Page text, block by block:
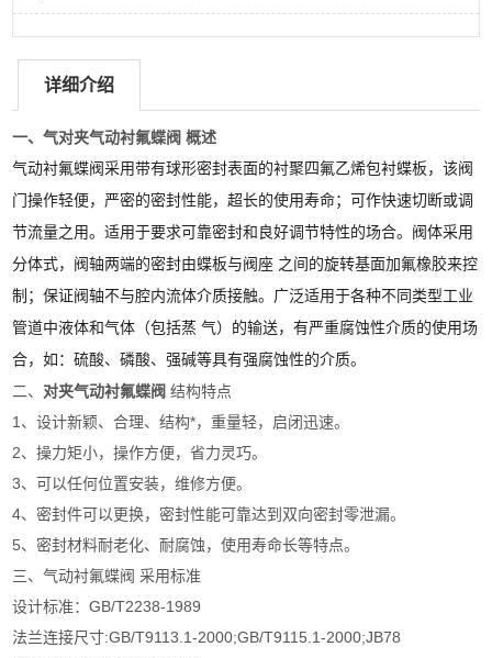
详细介绍
一、气对夹气动衬氟蝶阀 概述
气动衬氟蝶阀采用带有球形密封表面的衬聚四氟乙烯包衬蝶板，该阀
门操作轻便，严密的密封性能，超长的使用寿命；可作快速切断或调
节流量之用。适用于要求可靠密封和良好调节特性的场合。阀体采用
分体式，阀轴两端的密封由蝶板与阀座 之间的旋转基面加氟橡胶来控
制；保证阀轴不与腔内流体介质接触。广泛适用于各种不同类型工业
管道中液体和气体（包括蒸 气）的输送，有严重腐蚀性介质的使用场
合，如：硫酸、磷酸、强碱等具有强腐蚀性的介质。
二、 对夹气动衬氟蝶阀 结构特点
1、设计新颖、合理、结构*，重量轻，启闭迅速。
2、操力矩小，操作方便，省力灵巧。
3、可以任何位置安装，维修方便。
4、密封件可以更换，密封性能可靠达到双向密封零泄漏。
5、密封材料耐老化、耐腐蚀，使用寿命长等特点。
三、气动衬氟蝶阀 采用标准
设计标准：GB/T2238-1989
法兰连接尺寸:GB/T9113.1-2000;GB/T9115.1-2000;JB78